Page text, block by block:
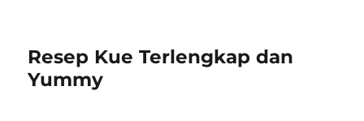
Resep Kue Terlengkap dan
Yummy